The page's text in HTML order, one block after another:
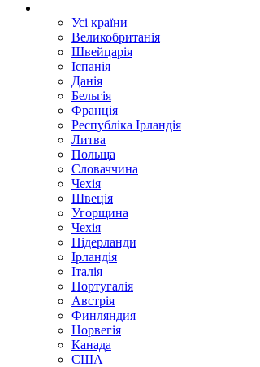
Усі країни
Великобританія
Швейцарія
Іспанія
Данія
Бельгія
Франція
Республіка Ірландія
Литва
Польща
Словаччина
Чехія
Швецiя
Угорщина
Чехія
Нідерланди
Iрландія
Iталiя
Португалія
Австрія
Финляндия
Норвегія
Канада
США